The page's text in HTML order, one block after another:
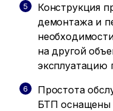
Конструкция
демонтажа и
на другой
эксплуатацию
Простота
БТП оснащены